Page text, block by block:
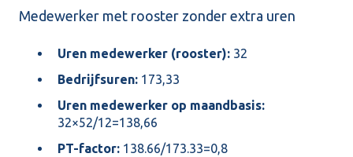
Medewerker met rooster zonder extra uren
Uren medewerker (rooster): 32
Bedrijfsuren: 173,33
Uren medewerker op maandbasis:
32×52/12=138,66
PT-factor: 138.66/173.33=0,8